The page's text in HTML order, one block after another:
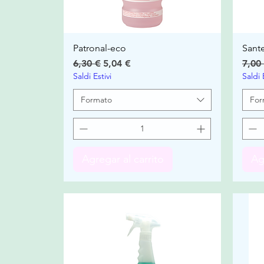
Patronal-eco
Precio
6,30 € Precio de oferta
5,04 €
Saldi Estivi
Formato
7,00
Saldi